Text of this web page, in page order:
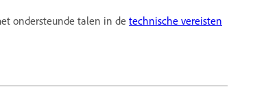
ondersteunde talen in de technische vereisten